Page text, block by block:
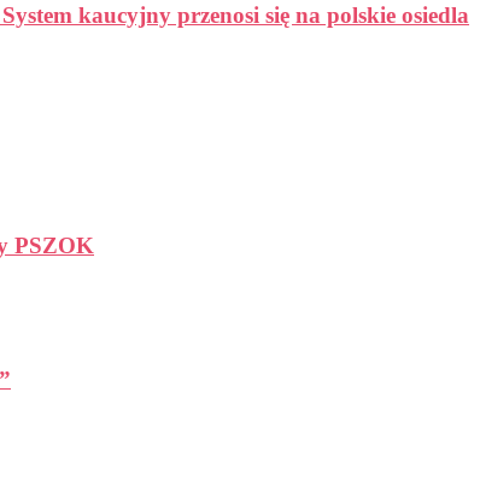
kaucyjny przenosi się na polskie osiedla
PSZOK